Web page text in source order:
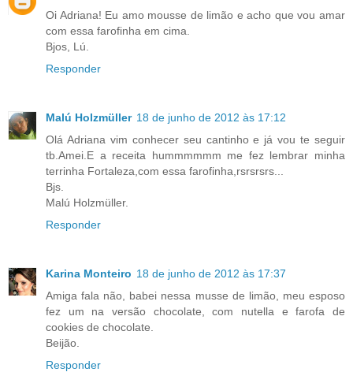
Oi Adriana! Eu amo mousse de limão e acho que vou amar
com essa farofinha em cima.
Bjos, Lú.
Responder
Malú Holzmüller 18 de junho de 2012 às 17:12
Olá Adriana vim conhecer seu cantinho e já vou te seguir
tb.Amei.E a receita hummmmmm me fez lembrar minha
terrinha Fortaleza,com essa farofinha,rsrsrsrs...
Bjs.
Malú Holzmüller.
Responder
Karina Monteiro 18 de junho de 2012 às 17:37
Amiga fala não, babei nessa musse de limão, meu esposo
fez um na versão chocolate, com nutella e farofa de
cookies de chocolate.
Beijão.
Responder